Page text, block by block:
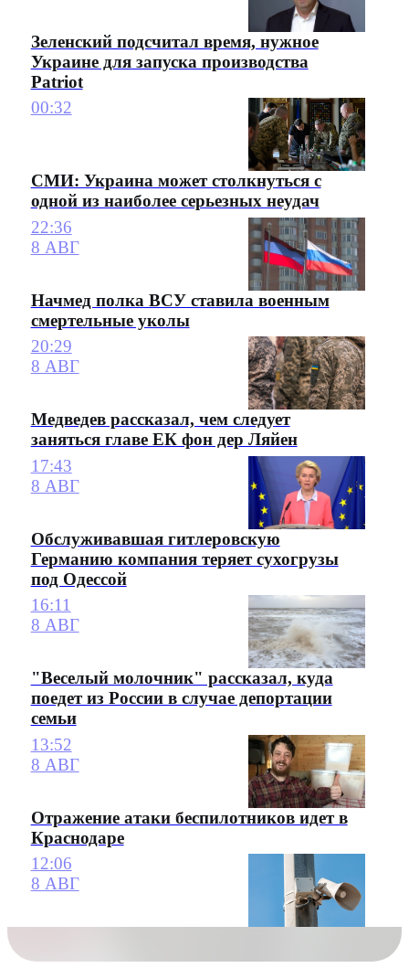
Зеленский подсчитал время, нужное
Украине для запуска производства
Patriot
00:32
СМИ: Украина может столкнуться с
одной из наиболее серьезных неудач
22:36
8 АВГ
Начмед полка ВСУ ставила военным
смертельные уколы
20:29
8 АВГ
Медведев рассказал, чем следует
заняться главе ЕК фон дер Ляйен
17:43
8 АВГ
Обслуживавшая гитлеровскую
Германию компания теряет сухогрузы
под Одессой
16:11
8 АВГ
"Веселый молочник" рассказал, куда
поедет из России в случае депортации
семьи
13:52
8 АВГ
Отражение атаки беспилотников идет в
Краснодаре
12:06
8 АВГ